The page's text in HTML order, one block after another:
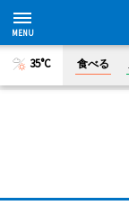
35°C 食べる